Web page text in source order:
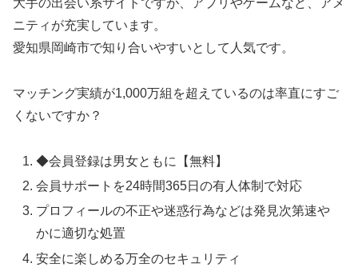
大手の出会い系サイトですが、アプリやゲームなど、アメ
ニティが充実しています。
愛知県岡崎市で知り合いやすいとして人気です。
マッチング実績が1,000万組を超えているのは率直にすご
くないですか？
◆会員登録は男女ともに【無料】
会員サポートを24時間365日の有人体制で対応
プロフィールの不正や迷惑行為などは発見次第速や
かに適切な処置
安全に楽しめる万全のセキュリティ